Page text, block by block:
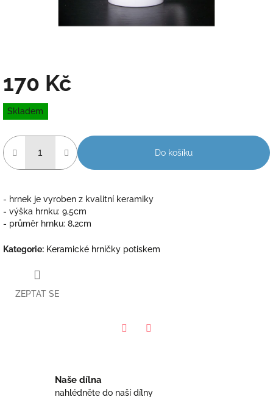
170 Kč
Měrná
cena:
Skladem
Do košíku
- hrnek je vyroben z kvalitní keramiky
- výška hrnku: 9,5cm
- průměr hrnku: 8,2cm
Kategorie: Keramické hrníčky potiskem
ZEPTAT SE
Naše dílna
nahlédněte do naší dílny